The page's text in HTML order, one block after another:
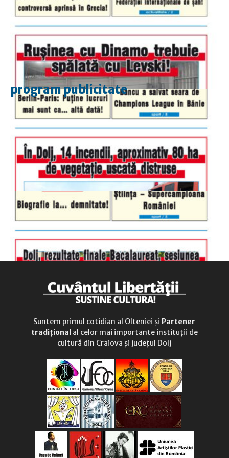
program publicitate
luni-vineri
9.00 - 17.00
duminică
9.00 - 12.00
Suntem primul cotidian al Olteniei și Partener
tradițional al celor mai importante instituții de
cultură din Craiova și județul Dolj